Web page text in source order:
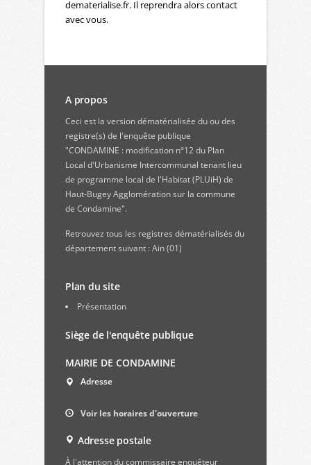
dematerialise.fr. Il reprendra alors contact
avec vous.
A propos
Ceci est la version dématérialisée du ou des
registre(s) de l'enquête publique
"CONDAMINE : modification n°12 du Plan
Local d'Urbanisme Intercommunal tenant lieu
de programme local de l'Habitat (PLUiH) de
Haut-Bugey Agglomération sur la commune
de Condamine".
Retrouvez tous les registres dématérialisés du
département suivant : Ain (01)
Plan du site
Présentation
Siège de l'enquête publique
MAIRIE DE CONDAMINE
Adresse
Voir les horaires d'ouverture
Adresse postale
À l'attention du commissaire enquêteur